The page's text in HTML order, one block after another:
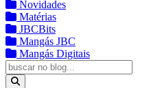
Novidades
Matérias
JBCBits
Mangás JBC
Mangás Digitais